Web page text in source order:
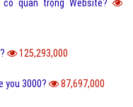
quan trọng Website?
125,293,000
you 3000? 87,697,000